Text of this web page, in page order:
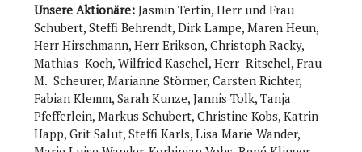
Unsere Aktionäre:Jasmin Tertin, Herr und Frau
Schubert, Steffi Behrendt, Dirk Lampe, Maren Heun,
Herr Hirschmann, Herr Erikson, Christoph Racky,
Mathias Koch, Wilfried Kaschel, Herr Ritschel, Frau
M. Scheurer, Marianne Störmer, Carsten Richter,
Fabian Klemm, Sarah Kunze, Jannis Tolk, Tanja
Pfefferlein, Markus Schubert, Christine Kobs, Katrin
Happ, Grit Salut, Steffi Karls, Lisa Marie Wander,